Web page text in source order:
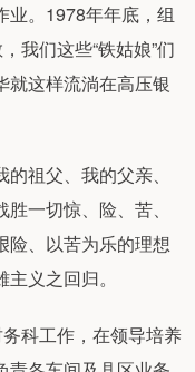
业。1978年年底，组
我们这些“铁姑娘”们
就这样流淌在高压银
祖父、我的父亲、
一切惊、险、苦、
险、以苦为乐的理想
义之回归。
科工作，在领导培养